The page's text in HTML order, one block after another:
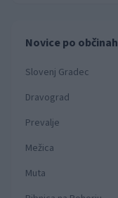
Novice po občinah
Slovenj Gradec
Dravograd
Prevalje
Mežica
Muta